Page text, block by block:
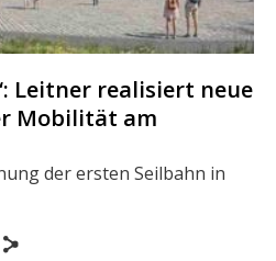
Leitner realisiert neue
Mobilität am
der ersten Seilbahn in